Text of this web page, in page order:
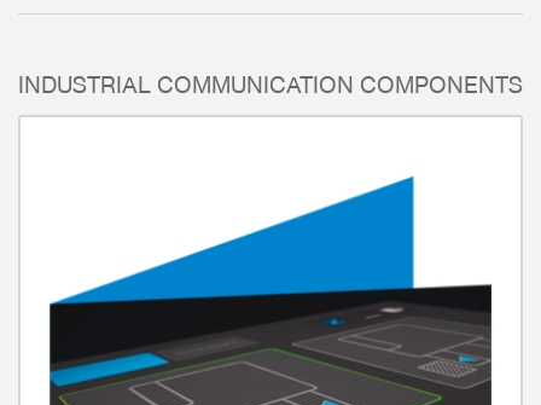
INDUSTRIAL COMMUNICATION COMPONENTS